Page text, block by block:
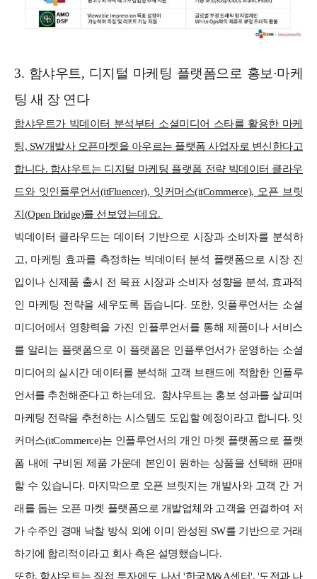
3. 함샤우트, 디지털 마케팅 플랫폼으로 홍보·마케
팅 새 장 연다
함샤우트가 빅데이터 분석부터 소셜미디어 스타를 활용한 마케
팅, SW개발사 오픈마켓을 아우르는 플랫폼 사업자로 변신한다고
합니다. 함샤우트는 디지털 마케팅 플랫폼 전략 빅데이터 클라우
드와 잇인플루언서(itFluencer), 잇커머스(itCommerce), 오픈 브릿
지(Open Bridge)를 선보였는데요.
빅데이터 클라우드는 데이터 기반으로 시장과 소비자를 분석하
고, 마케팅 효과를 측정하는 빅데이터 분석 플랫폼으로 시장 진
입이나 신제품 출시 전 목표 시장과 소비자 성향을 분석, 효과적
인 마케팅 전략을 세우도록 돕습니다. 또한, 잇플루언서는 소셜
미디어에서 영향력을 가진 인플루언서를 통해 제품이나 서비스
를 알리는 플랫폼으로 이 플랫폼은 인플루언서가 운영하는 소셜
미디어의 실시간 데이터를 분석해 고객 브랜드에 적합한 인플루
언서를 추천해준다고 하는데요. 함샤우트는 홍보 성과를 살피며
마케팅 전략을 추천하는 시스템도 도입할 예정이라고 합니다. 잇
커머스(itCommerce)는 인플루언서의 개인 마켓 플랫폼으로 플랫
폼 내에 구비된 제품 가운데 본인이 원하는 상품을 선택해 판매
할 수 있습니다. 마지막으로 오픈 브릿지는 개발사와 고객 간 거
래를 돕는 오픈 마켓 플랫폼으로 개발업체와 고객을 연결하여 저
가 수주인 경매 낙찰 방식 외에 이미 완성된 SW를 기반으로 거래
하기에 합리적이라고 회사 측은 설명했습니다.
또한, 함샤우트는 직접 투자에도 나서 '한국M&A센터', '도전과 나